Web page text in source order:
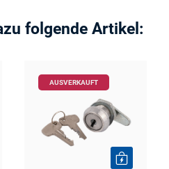
folgende Artikel:
AUSVERKAUFT